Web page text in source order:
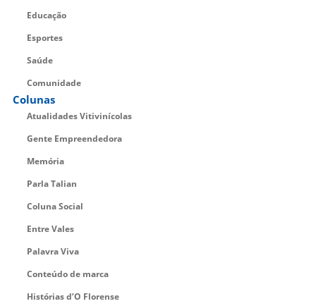
Educação
Esportes
Saúde
Comunidade
Colunas
Atualidades Vitivinícolas
Gente Empreendedora
Memória
Parla Talian
Coluna Social
Entre Vales
Palavra Viva
Conteúdo de marca
Histórias d’O Florense